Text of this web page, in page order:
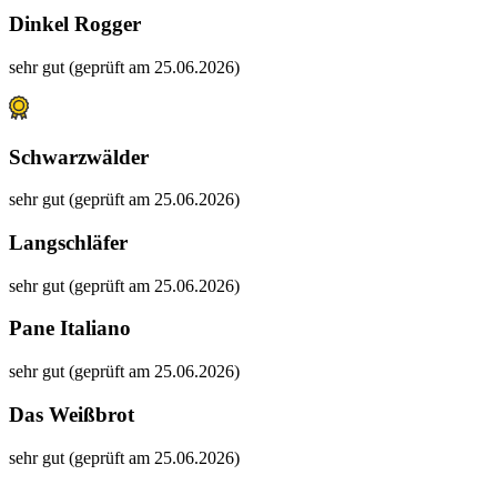
Dinkel Rogger
sehr gut (geprüft am 25.06.2026)
Schwarzwälder
sehr gut (geprüft am 25.06.2026)
Langschläfer
sehr gut (geprüft am 25.06.2026)
Pane Italiano
sehr gut (geprüft am 25.06.2026)
Das Weißbrot
sehr gut (geprüft am 25.06.2026)